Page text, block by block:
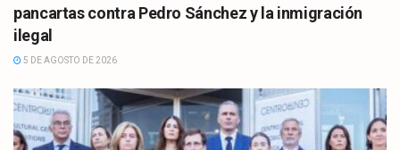
pancartas contra Pedro Sánchez y la inmigración
ilegal
5 DE AGOSTO DE 2026